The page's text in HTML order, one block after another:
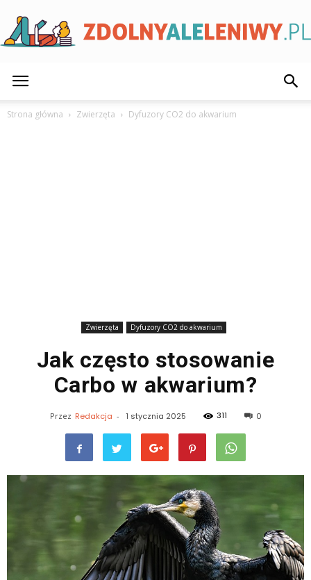
Strona główna Zwierzęta Dyfuzory CO2 do akwarium
Zwierzęta Dyfuzory CO2 do akwarium
Jak często stosowanie
Carbo w akwarium?
Przez Redakcja - 1 stycznia 2025 311 0